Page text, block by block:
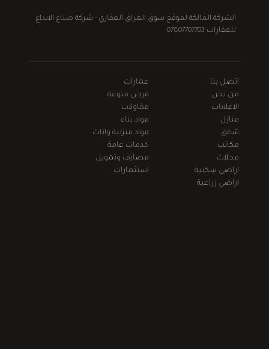
الشركة المالكة لموقع سوق العراق العقاري - شركة صناع الابداع
للعقارات 07807707703
اتصل بنا
من نحن
الاعلانات
منازل
شقق
مكاتب
محلات
اراضي سكنية
اراضي زراعية
عمارات
فرص منوعة
مقاولات
مواد بناء
مواد منزلية واثاث
خدمات عامة
مصارف وتمويل
استثمارات